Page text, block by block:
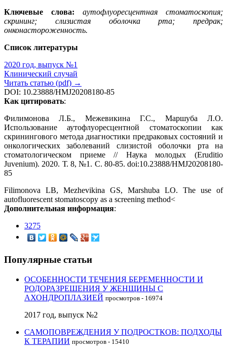
Ключевые слова:
аутофлуоресцентная стоматоскопия;
скрининг; слизистая оболочка рта; предрак;
онконастороженность.
Список литературы
2020 год, выпуск №1
Клинический случай
Читать статью (pdf) →
DOI: 10.23888/HMJ20208180-85
Как цитировать:
Филимонова Л.Б., Межевикина Г.С., Маршуба Л.О.
Использование аутофлуоресцентной стоматоскопии как
скринингового метода диагностики предраковых состояний и
онкологических заболеваний слизистой оболочки рта на
стоматологическом приеме // Наука молодых (Eruditio
Juvenium). 2020. Т. 8, №1. С. 80-85. doi:10.23888/HMJ20208180-
85
Filimonova LB, Mezhevikina GS, Marshuba LO. The use of
autofluorescent stomatoscopy as a screening method<
Дополнительная информация:
3275
Популярные статьи
ОСОБЕННОСТИ ТЕЧЕНИЯ БЕРЕМЕННОСТИ И
РОДОРАЗРЕШЕНИЯ У ЖЕНЩИНЫ С
АХОНДРОПЛАЗИЕЙ просмотров - 16974
2017 год, выпуск №2
САМОПОВРЕЖДЕНИЯ У ПОДРОСТКОВ: ПОДХОДЫ
К ТЕРАПИИ просмотров - 15410